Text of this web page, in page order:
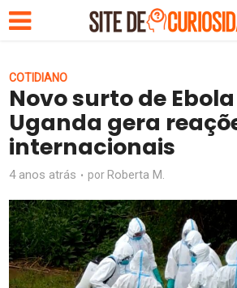
COTIDIANO
Novo surto de
Uganda gera
internacionais
4 anos atrás por Roberta M.